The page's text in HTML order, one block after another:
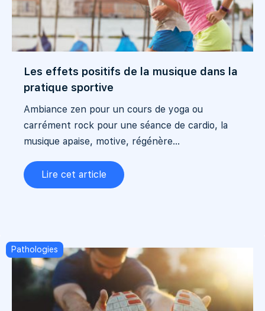
Les effets positifs de la musique dans la
pratique sportive
Ambiance zen pour un cours de yoga ou
carrément rock pour une séance de cardio, la
musique apaise, motive, régénère...
Lire cet article
Pathologies